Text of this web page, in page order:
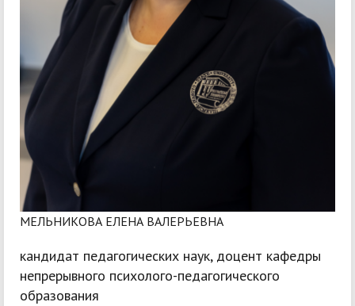
МЕЛЬНИКОВА ЕЛЕНА ВАЛЕРЬЕВНА
кандидат педагогических наук, доцент кафедры
непрерывного психолого-педагогического
образования